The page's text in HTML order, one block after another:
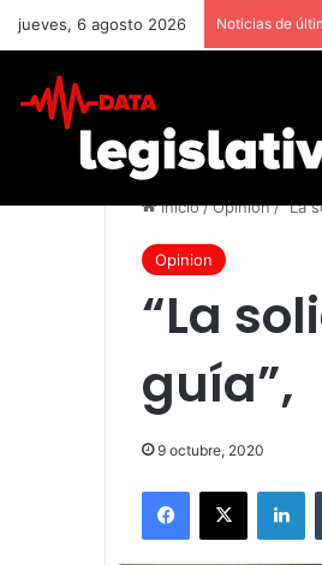
jueves, 6 agosto 2026 Noticias de
Inicio/Opinion/“La
Opinion
“La
guía”,
9 octubre, 2020